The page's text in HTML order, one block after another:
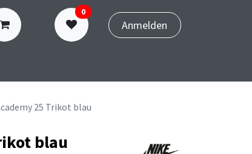
0
Anmelden
25 Trikot blau
blau